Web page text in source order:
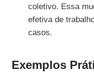
coletivo. Essa
efetiva de
casos.
Exemplos